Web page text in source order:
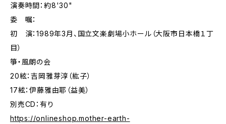
演奏時間：約8'30"
委 嘱：
初 演：1989年3月、国立文楽劇場小ホール（大阪市日本橋１丁
目）
箏・風朗の会
20絃：吉岡雅芽淳（紘子）
17絃：伊藤雅由耶（益美）
別売CD：有り
https://onlineshop.mother-earth-